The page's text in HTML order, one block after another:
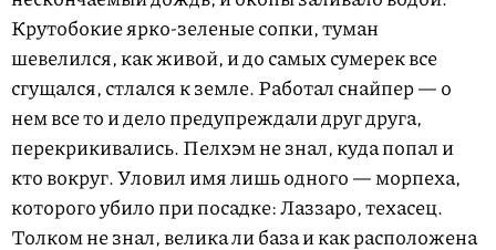
Крутобокие ярко-зеленые сопки, туман
шевелился, как живой, и до самых сумерек все
сгущался, стлался к земле. Работал снайпер — о
нем все то и дело предупреждали друг друга,
перекрикивались. Пелхэм не знал, куда попал и
кто вокруг. Уловил имя лишь одного — морпеха,
которого убило при посадке: Лаззаро, техасец.
Толком не знал, велика ли база и как расположена